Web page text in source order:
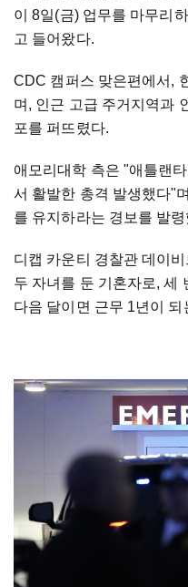
이 8일(금) 업무를 마무리
고 들어왔다.
CDC 캠퍼스 맞은편에서,
며, 인근 고급 주거지역과
포를 퍼뜨렸다.
애모리대학 측은 "애틀랜
서 활발한 총격 발생했다"
를 유지하라는 경보를 발
디캡 카운티 경찰관 데이
두 자녀를 둔 기혼자로, 세
다음 달이면 근무 1년이 되